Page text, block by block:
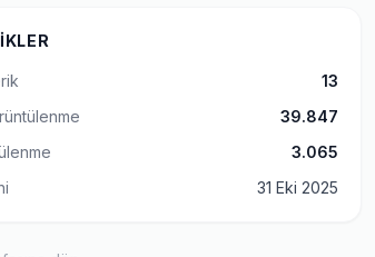
13
39.847
3.065
31 Eki 2025